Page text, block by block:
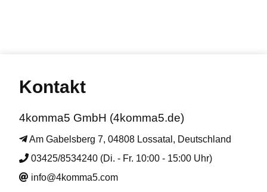
Kontakt
4komma5 GmbH (4komma5.de)
Am Gabelsberg 7, 04808 Lossatal, Deutschland
03425/8534240 (Di. - Fr. 10:00 - 15:00 Uhr)
info@4komma5.com